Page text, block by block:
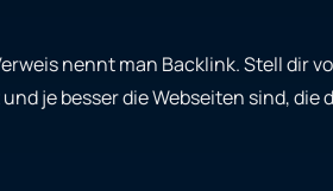
nennt man Backlink. Stell dir
je besser die Webseiten sind, die